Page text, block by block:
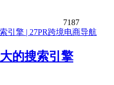
7187
的搜索引擎